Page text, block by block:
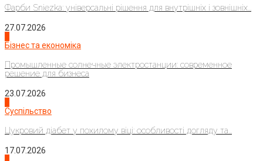
Фарби Sniezka: універсальні рішення для внутрішніх і зовнішніх...
27.07.2026
Бізнес та економіка
Промышленные солнечные электростанции: современное
решение для бизнеса
23.07.2026
Суспільство
Цукровий діабет у похилому віці: особливості догляду та...
17.07.2026